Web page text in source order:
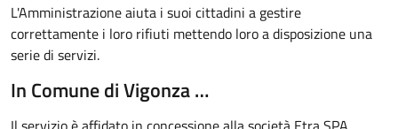
L'Amministrazione aiuta i suoi cittadini a gestire
correttamente i loro rifiuti mettendo loro a disposizione una
serie di servizi.
In Comune di Vigonza …